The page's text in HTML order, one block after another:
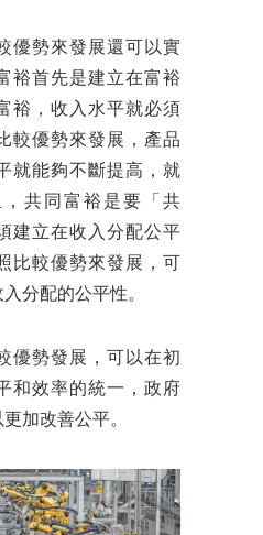
優勢來發展還可以實
裕首先是建立在富裕
裕，收入水平就必須
較優勢來發展，產品
就能夠不斷提高，就
共同富裕是要「共
建立在收入分配公平
比較優勢來發展，可
分配的公平性。
優勢發展，可以在初
和效率的統一，政府
加改善公平。